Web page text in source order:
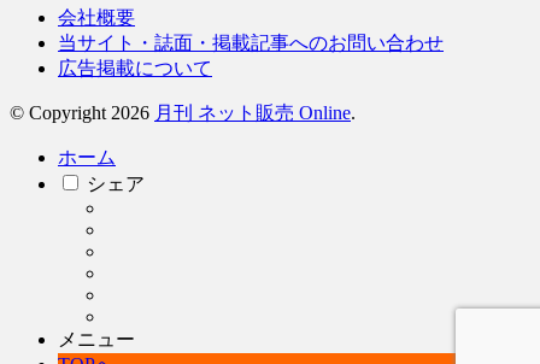
会社概要
当サイト・誌面・掲載記事へのお問い合わせ
広告掲載について
© Copyright 2026 月刊 ネット販売 Online.
ホーム
シェア
メニュー